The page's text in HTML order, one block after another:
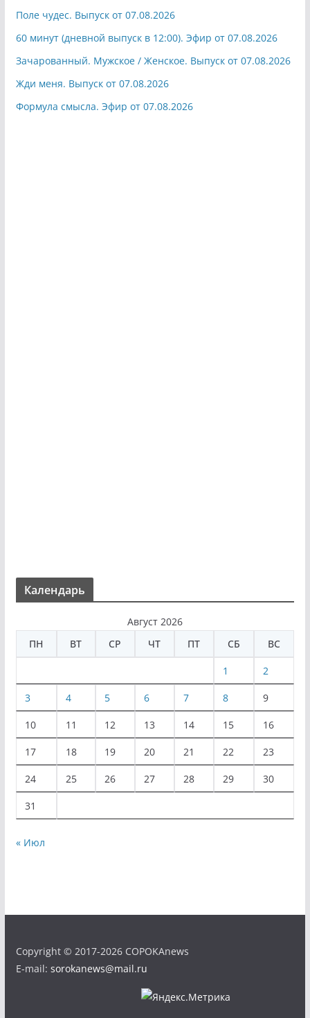
Поле чудес. Выпуск от 07.08.2026
60 минут (дневной выпуск в 12:00). Эфир от 07.08.2026
Зачарованный. Мужское / Женское. Выпуск от 07.08.2026
Жди меня. Выпуск от 07.08.2026
Формула смысла. Эфир от 07.08.2026
Календарь
Август 2026
ПН
ВТ СР ЧТ ПТ СБ ВС
1 2
3 4 5 6 7 8 9
10 11 12 13 14 15 16
17 18 19 20 21 22 23
24 25 26 27 28 29 30
31
« Июл
Copyright © 2017-2026 COPOKAnews
E-mail: sorokanews@mail.ru